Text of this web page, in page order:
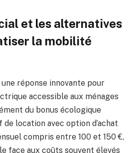
et les alternatives
la mobilité
réponse innovante pour
accessible aux ménages
du bonus écologique
location avec option d’achat
compris entre 100 et 150 €,
face aux coûts souvent élevés